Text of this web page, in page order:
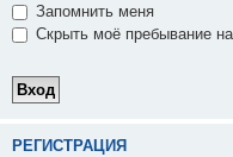
Запомнить меня
Скрыть моё пребывание
РЕГИСТРАЦИЯ